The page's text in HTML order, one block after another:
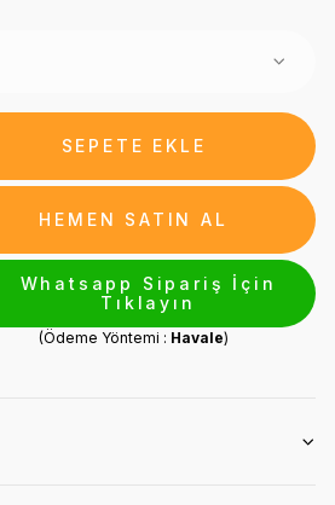
SEPETE EKLE
HEMEN SATIN AL
Whatsapp Sipariş İçin
Tıklayın
(Ödeme Yöntemi : Havale)